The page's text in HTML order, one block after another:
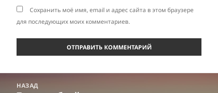
Сохранить моё имя, email и адрес сайта в этом браузере
для последующих моих комментариев.
НАЗАД